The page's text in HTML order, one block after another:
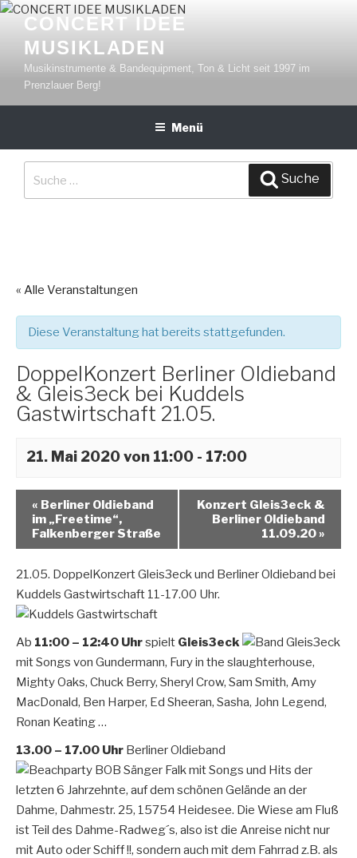
Zum
Inhalt
springen
CONCERT IDEE
MUSIKLADEN
Musikinstrumente & Bandequipment, Ton & Licht seit 1997 im
Prenzlauer Berg!
Menü
Suche
« Alle Veranstaltungen
Diese Veranstaltung hat bereits stattgefunden.
DoppelKonzert Berliner Oldieband
& Gleis3eck bei Kuddels
Gastwirtschaft 21.05.
21. Mai 2020 von 11:00 - 17:00
« Berliner Oldieband
im „Freetime“,
Falkenberger Straße
Konzert Gleis3eck &
Berliner Oldieband
11.09.20 »
21.05. DoppelKonzert Gleis3eck und Berliner Oldieband bei
Kuddels Gastwirtschaft 11-17.00 Uhr.
Ab 11:00 – 12:40 Uhrspielt Gleis3eck
mit Songs von Gundermann, Fury in the slaughterhouse,
Mighty Oaks, Chuck Berry, Sheryl Crow, Sam Smith, Amy
MacDonald, Ben Harper, Ed Sheeran, Sasha, John Legend,
Ronan Keating …
13.00 – 17.00 Uhr Berliner Oldieband
mit Songs und Hits der
letzten 6 Jahrzehnte, auf dem schönen Gelände an der
Dahme, Dahmestr. 25, 15754 Heidesee. Die Wiese am Fluß
ist Teil des Dahme-Radweg´s, also ist die Anreise nicht nur
mit Auto oder Schiff !!, sondern auch mit dem Fahrrad z.B. als